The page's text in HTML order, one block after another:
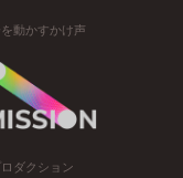
動かすかけ声
ダクション